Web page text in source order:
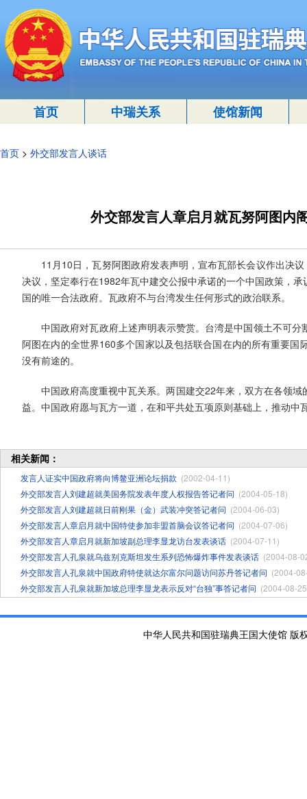
首页 中瑞关系 使馆新闻
首页 > 外交部发言人谈话
外交部发言人章启月就瓦努阿图内
11月10日，瓦努阿图政府发表声明，宣布瓦部长会议作出决议
决议，坚定奉行在1982年瓦中建交公报中承诺的一个中国政策，
国的唯一合法政府。瓦政府不与台湾发生任何形式的政治联系。
中国政府对瓦政府上述声明表示赞赏。台湾是中国领土不可分
阿图在内的全世界160多个国家以及包括联合国在内的所有重要
没有前途的。
中国政府高度重视中瓦关系。两国建交22年来，双方在各领域
益。中国政府愿与瓦方一道，在和平共处五项原则基础上，推动中
相关新闻：
发言人证实中国政府将向博鳌亚洲论坛捐款 (2002-04-11)
外交部发言人刘建超就美国务院发表年度人权报告答记者问 (2004-05-18)
外交部发言人刘建超就日前刚果（金）武装冲突答记者问 (2004-06-03)
外交部发言人章启月就中国特使参加非盟首脑会议答记者问 (2004-07-06)
外交部发言人章启月就新加坡副总理李显龙访台发表谈话 (2004-07-11)
外交部发言人孔泉就乌兹别克斯坦发生系列恐怖爆炸事件发表谈话 (2004-08-
外交部发言人孔泉就中国政府特使就达尔富尔问题访问苏丹答记者问 (2004-
外交部发言人孔泉就新加坡总理李显龙表示反对“台独”事答记者问 (2004-08-
中华人民共和国驻瑞典王国大使馆 版